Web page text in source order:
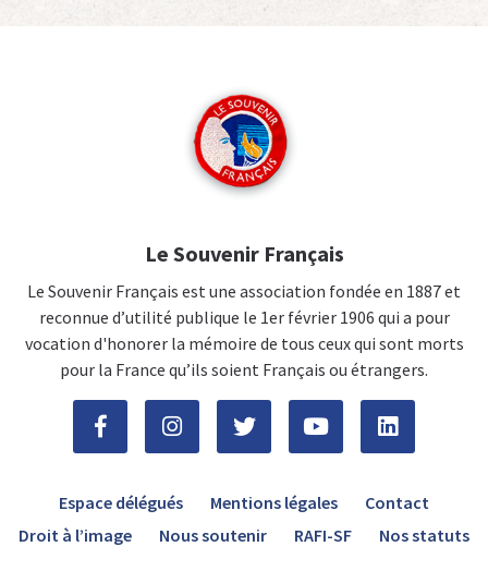
Le Souvenir Français
Le Souvenir Français est une association fondée en 1887 et
reconnue d’utilité publique le 1er février 1906 qui a pour
vocation d'honorer la mémoire de tous ceux qui sont morts
pour la France qu’ils soient Français ou étrangers.
Espace délégués Mentions légales
Contact
Droit à l’image
Nous soutenir RAFI-SF Nos statuts